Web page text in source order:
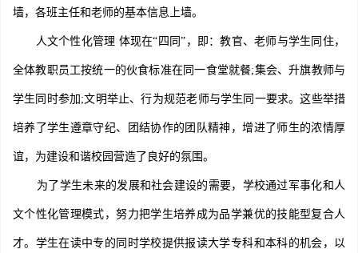
墙，各班主任和老师的基本信息上墙。
人文个性化管理 体现在“四同”，即：教官、老师与学生同住，
全体教职员工按统一的伙食标准在同一食堂就餐;集会、升旗教师与
学生同时参加;文明举止、行为规范老师与学生同一要求。这些举措
培养了学生遵章守纪、团结协作的团队精神，增进了师生的浓情厚
谊，为建设和谐校园营造了良好的氛围。
为了学生未来的发展和社会建设的需要，学校通过军事化和人
文个性化管理模式，努力把学生培养成为品学兼优的技能型复合人
才。学生在读中专的同时学校提供报读大学专科和本科的机会，以